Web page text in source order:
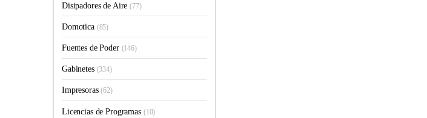
Disipadores de Aire(77)
Domotica (85)
Fuentes de Poder (146)
Gabinetes (334)
Impresoras(62)
Licencias de Programas (10)